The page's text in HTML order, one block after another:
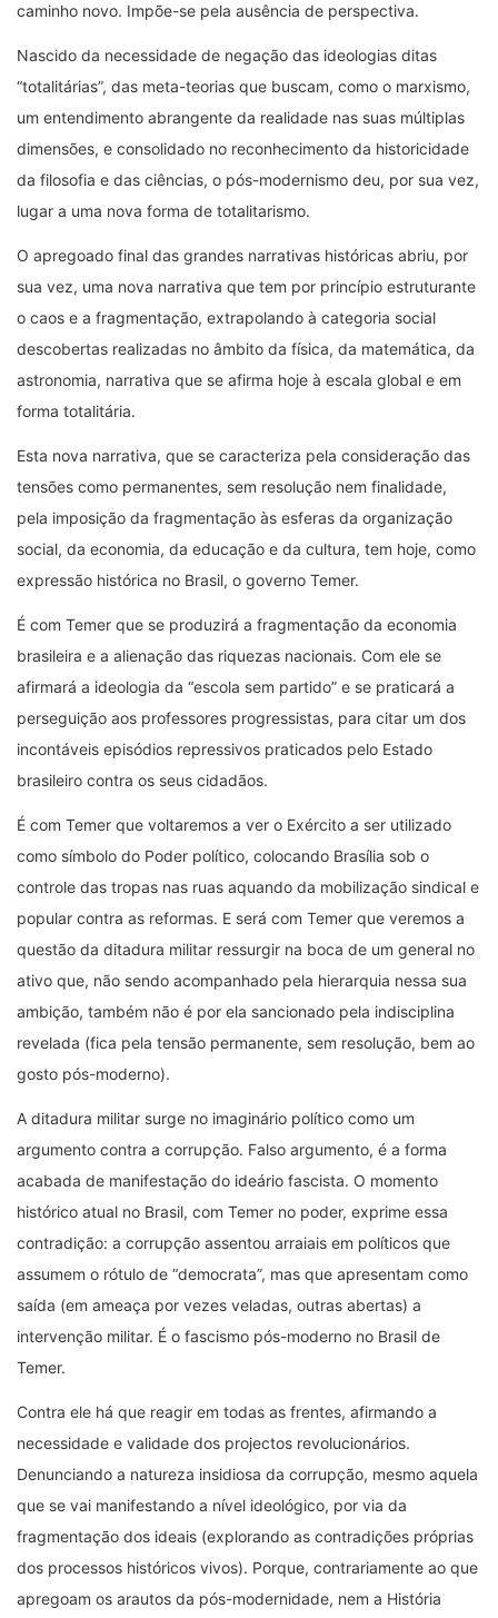
caminho novo. Impõe-se pela ausência de perspectiva.
Nascido da necessidade de negação das ideologias ditas
“totalitárias”, das meta-teorias que buscam, como o marxismo,
um entendimento abrangente da realidade nas suas múltiplas
dimensões, e consolidado no reconhecimento da historicidade
da filosofia e das ciências, o pós-modernismo deu, por sua vez,
lugar a uma nova forma de totalitarismo.
O apregoado final das grandes narrativas históricas abriu, por
sua vez, uma nova narrativa que tem por princípio estruturante
o caos e a fragmentação, extrapolando à categoria social
descobertas realizadas no âmbito da física, da matemática, da
astronomia, narrativa que se afirma hoje à escala global e em
forma totalitária.
Esta nova narrativa, que se caracteriza pela consideração das
tensões como permanentes, sem resolução nem finalidade,
pela imposição da fragmentação às esferas da organização
social, da economia, da educação e da cultura, tem hoje, como
expressão histórica no Brasil, o governo Temer.
É com Temer que se produzirá a fragmentação da economia
brasileira e a alienação das riquezas nacionais. Com ele se
afirmará a ideologia da “escola sem partido” e se praticará a
perseguição aos professores progressistas, para citar um dos
incontáveis episódios repressivos praticados pelo Estado
brasileiro contra os seus cidadãos.
É com Temer que voltaremos a ver o Exército a ser utilizado
como símbolo do Poder político, colocando Brasília sob o
controle das tropas nas ruas aquando da mobilização sindical e
popular contra as reformas. E será com Temer que veremos a
questão da ditadura militar ressurgir na boca de um general no
ativo que, não sendo acompanhado pela hierarquia nessa sua
ambição, também não é por ela sancionado pela indisciplina
revelada (fica pela tensão permanente, sem resolução, bem ao
gosto pós-moderno).
A ditadura militar surge no imaginário político como um
argumento contra a corrupção. Falso argumento, é a forma
acabada de manifestação do ideário fascista. O momento
histórico atual no Brasil, com Temer no poder, exprime essa
contradição: a corrupção assentou arraiais em políticos que
assumem o rótulo de “democrata”, mas que apresentam como
saída (em ameaça por vezes veladas, outras abertas) a
intervenção militar. É o fascismo pós-moderno no Brasil de
Temer.
Contra ele há que reagir em todas as frentes, afirmando a
necessidade e validade dos projectos revolucionários.
Denunciando a natureza insidiosa da corrupção, mesmo aquela
que se vai manifestando a nível ideológico, por via da
fragmentação dos ideais (explorando as contradições próprias
dos processos históricos vivos). Porque, contrariamente ao que
apregoam os arautos da pós-modernidade, nem a História